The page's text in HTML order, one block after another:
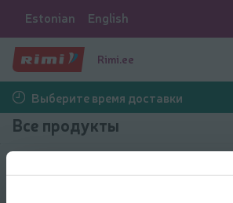
Estonian English
Rimi.ee
Выберите время доставки
Все продукты
Выбрать продукты